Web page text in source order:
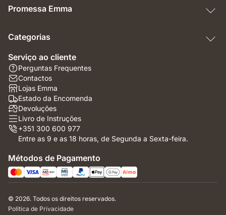
Promessa Emma
Categorias
Serviço ao cliente
Perguntas Frequentes
Contactos
Lojas Emma
Estado da Encomenda
Devoluções
Livro de Instruções
+351 300 600 977
Entre as 9 e as 18 horas, de Segunda a Sexta-feira.
Métodos de Pagamento
© 2026. Todos os direitos reservados.
Política de Privacidade